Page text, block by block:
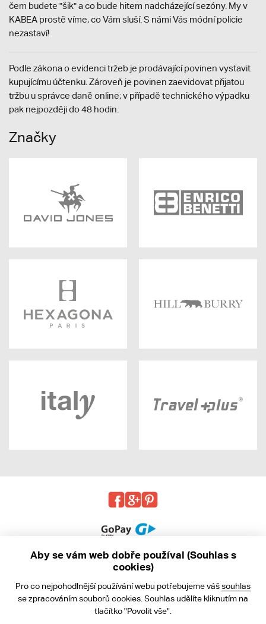
čem budete "šik" a co bude hitem nadcházející sezóny. My v
KABEA prostě víme, co Vám sluší. S námi Vás módní policie
nezastaví!
Podle zákona o evidenci tržeb je prodávající povinen vystavit
kupujícímu účtenku. Zároveň je povinen zaevidovat přijatou
tržbu u správce daně online; v případě technického výpadku
pak nejpozději do 48 hodin.
Značky
Obchodní podmínky
Ochrana osobních údajů
Aby se vám web dobře používal (Souhlas s
cookies)
Pro co nejpohodlnější používání webu potřebujeme vášsouhlas
se zpracováním souborů cookies. Souhlas udělíte kliknutím na
tlačítko "Povolit vše".